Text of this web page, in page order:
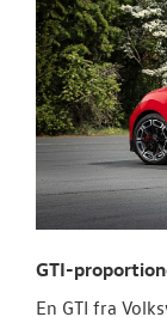
GTI-
En GTI fra